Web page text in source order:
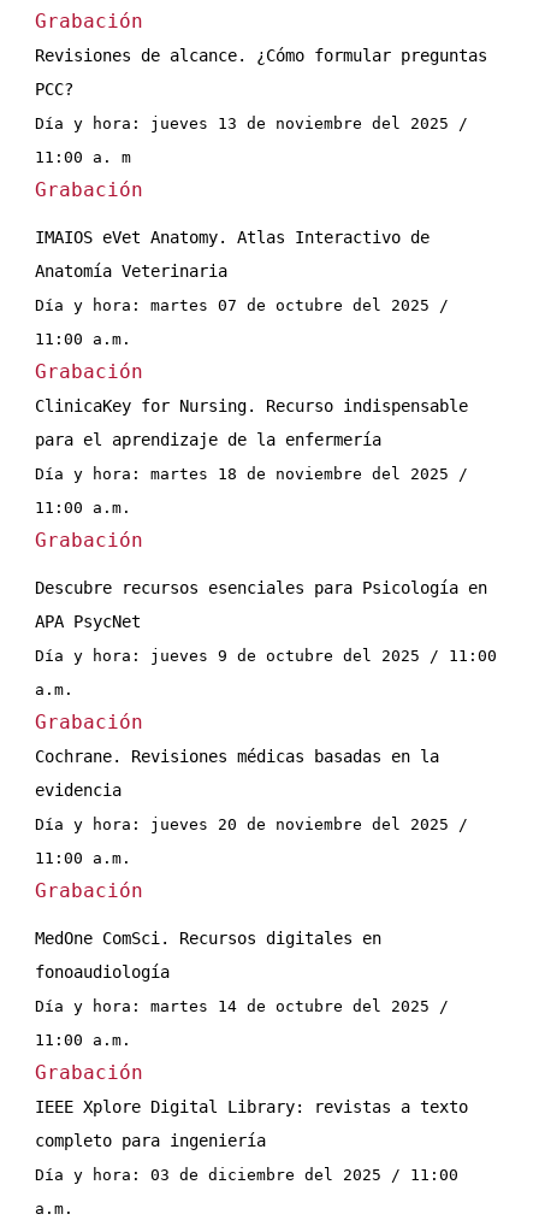
Grabación
Revisiones de alcance. ¿Cómo formular preguntas
PCC?
Día y hora: jueves 13 de noviembre del 2025 /
11:00 a. m
Grabación
IMAIOS eVet Anatomy. Atlas Interactivo de
Anatomía Veterinaria
Día y hora: martes 07 de octubre del 2025 /
11:00 a.m.
Grabación
ClinicaKey for Nursing. Recurso indispensable
para el aprendizaje de la enfermería
Día y hora: martes 18 de noviembre del 2025 /
11:00 a.m.
Grabación
Descubre recursos esenciales para Psicología en
APA PsycNet
Día y hora: jueves 9 de octubre del 2025 / 11:00
a.m.
Grabación
Cochrane. Revisiones médicas basadas en la
evidencia
Día y hora: jueves 20 de noviembre del 2025 /
11:00 a.m.
Grabación
MedOne ComSci. Recursos digitales en
fonoaudiología
Día y hora: martes 14 de octubre del 2025 /
11:00 a.m.
Grabación
IEEE Xplore Digital Library: revistas a texto
completo para ingeniería
Día y hora: 03 de diciembre del 2025 / 11:00
a.m.